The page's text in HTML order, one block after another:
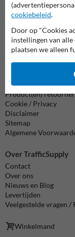
Alle contactgegevens
Informatie
Product(en)
Cookie / Privacy
Disclaimer
Sitemap
Algemene
Over TrafficSupply
Contact
Over ons
Nieuws en Blog
Levertijden
Veelgestelde vragen /
Winkelmand
cookiebeleid.
Door op "Cookies
instellingen van
plaatsen we alleen